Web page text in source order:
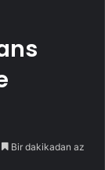
Bir dakikadan az